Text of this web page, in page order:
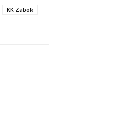
KK Zabok